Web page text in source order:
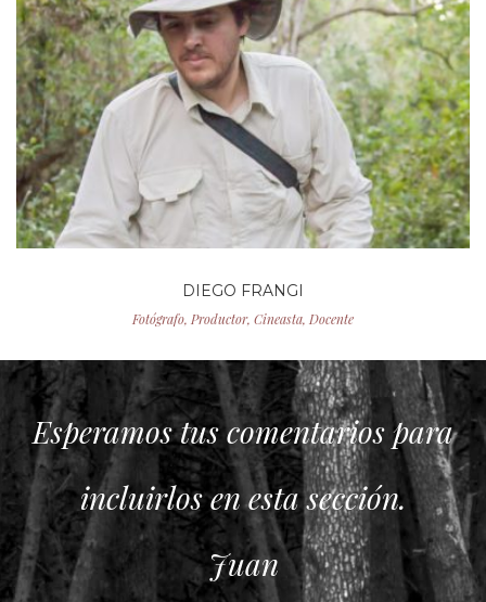
DIEGO FRANGI
Fotógrafo, Productor, Cineasta, Docente
Esperamos tus comentarios para
incluirlos en esta sección.
Juan